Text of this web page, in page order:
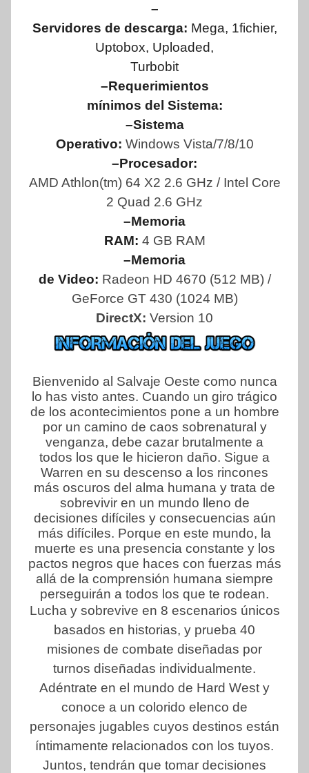
–
Servidores de descarga: Mega, 1fichier,
Uptobox, Uploaded,
Turbobit
–Requerimientos
mínimos del Sistema:
–Sistema
Operativo: Windows Vista/7/8/10
–Procesador:
AMD Athlon(tm) 64 X2 2.6 GHz / Intel Core
2 Quad 2.6 GHz
–Memoria
RAM: 4 GB RAM
–Memoria
de Video: Radeon HD 4670 (512 MB) /
GeForce GT 430 (1024 MB)
DirectX: Version 10
Bienvenido al Salvaje Oeste como nunca
lo has visto antes. Cuando un giro trágico
de los acontecimientos pone a un hombre
por un camino de caos sobrenatural y
venganza, debe cazar brutalmente a
todos los que le hicieron daño. Sigue a
Warren en su descenso a los rincones
más oscuros del alma humana y trata de
sobrevivir en un mundo lleno de
decisiones difíciles y consecuencias aún
más difíciles. Porque en este mundo, la
muerte es una presencia constante y los
pactos negros que haces con fuerzas más
allá de la comprensión humana siempre
perseguirán a todos los que te rodean.
Lucha y sobrevive en 8 escenarios únicos
basados ​​en historias, y prueba 40
misiones de combate diseñadas por
turnos diseñadas individualmente.
Adéntrate en el mundo de Hard West y
conoce a un colorido elenco de
personajes jugables cuyos destinos están
íntimamente relacionados con los tuyos.
Juntos, tendrán que tomar decisiones